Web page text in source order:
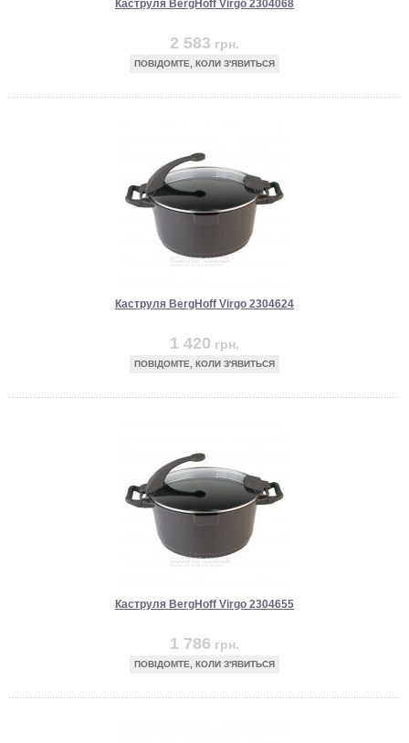
Каструля BergHoff Virgo 2304068
2 583 грн.
ПОВІДОМТЕ, КОЛИ З'ЯВИТЬСЯ
Каструля BergHoff Virgo 2304624
1 420 грн.
ПОВІДОМТЕ, КОЛИ З'ЯВИТЬСЯ
Каструля BergHoff Virgo 2304655
1 786 грн.
ПОВІДОМТЕ, КОЛИ З'ЯВИТЬСЯ